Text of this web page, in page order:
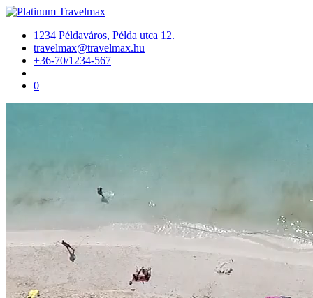
1234 Példaváros, Példa utca 12.
travelmax@travelmax.hu
+36-70/1234-567
0